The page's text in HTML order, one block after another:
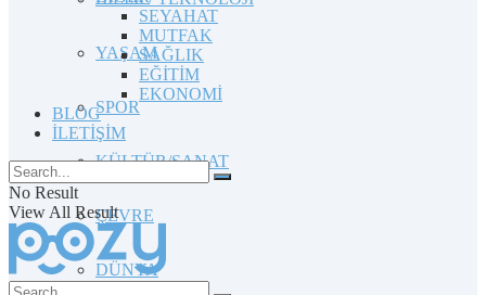
YAŞAM
SPOR
KÜLTÜR/SANAT
ÇEVRE
DÜNYA
SEYAHAT
MUTFAK
SAĞLIK
EĞİTİM
EKONOMİ
BLOG
İLETİŞİM
No Result
View All Result